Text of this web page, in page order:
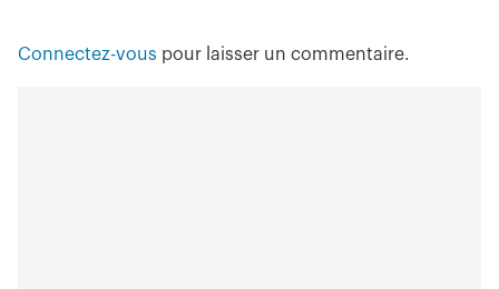
Connectez-vous pour laisser un commentaire.